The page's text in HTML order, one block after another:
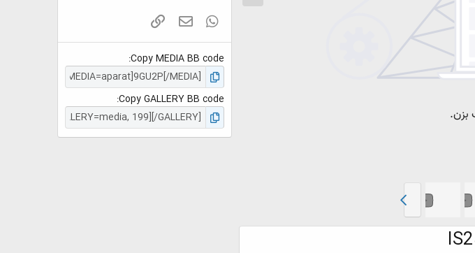
واتس آپایمیل لینک
Copy MEDIA BB code
Copy GALLERY BB code